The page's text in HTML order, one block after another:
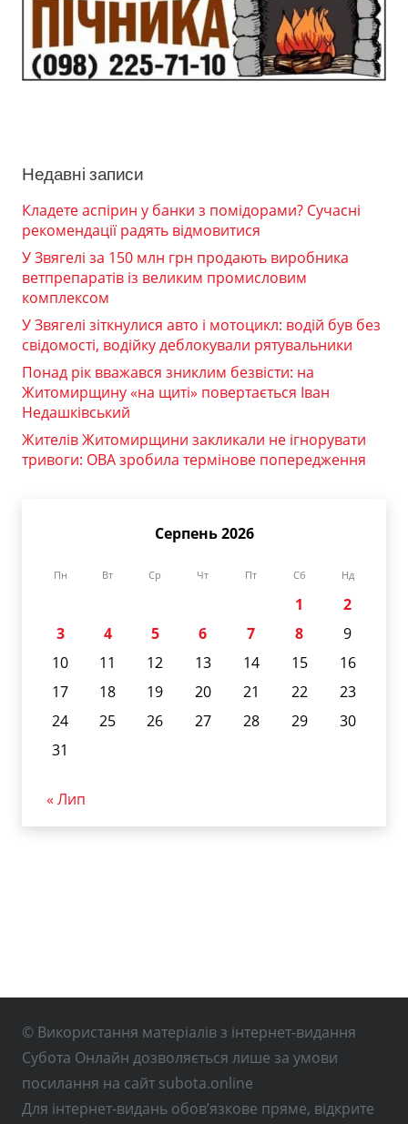
Недавні записи
Кладете аспірин у банки з помідорами? Сучасні
рекомендації радять відмовитися
У Звягелі за 150 млн грн продають виробника
ветпрепаратів із великим промисловим
комплексом
У Звягелі зіткнулися авто і мотоцикл: водій був без
свідомості, водійку деблокували рятувальники
Понад рік вважався зниклим безвісти: на
Житомирщину «на щиті» повертається Іван
Недашківський
Жителів Житомирщини закликали не ігнорувати
тривоги: ОВА зробила термінове попередження
Серпень 2026
Пн Вт Ср Чт Пт Сб Нд
1
2
3
4 5 6 7 8
9
10
11 12 13 14 15
16
17
18 19 20 21 22
23
24
25 26 27 28 29
30
31
« Лип
© Використання матеріалів з інтернет-видання
Субота Онлайн дозволяється лише за умови
посилання на сайт subota.online
Для інтернет-видань обов’язкове пряме, відкрите